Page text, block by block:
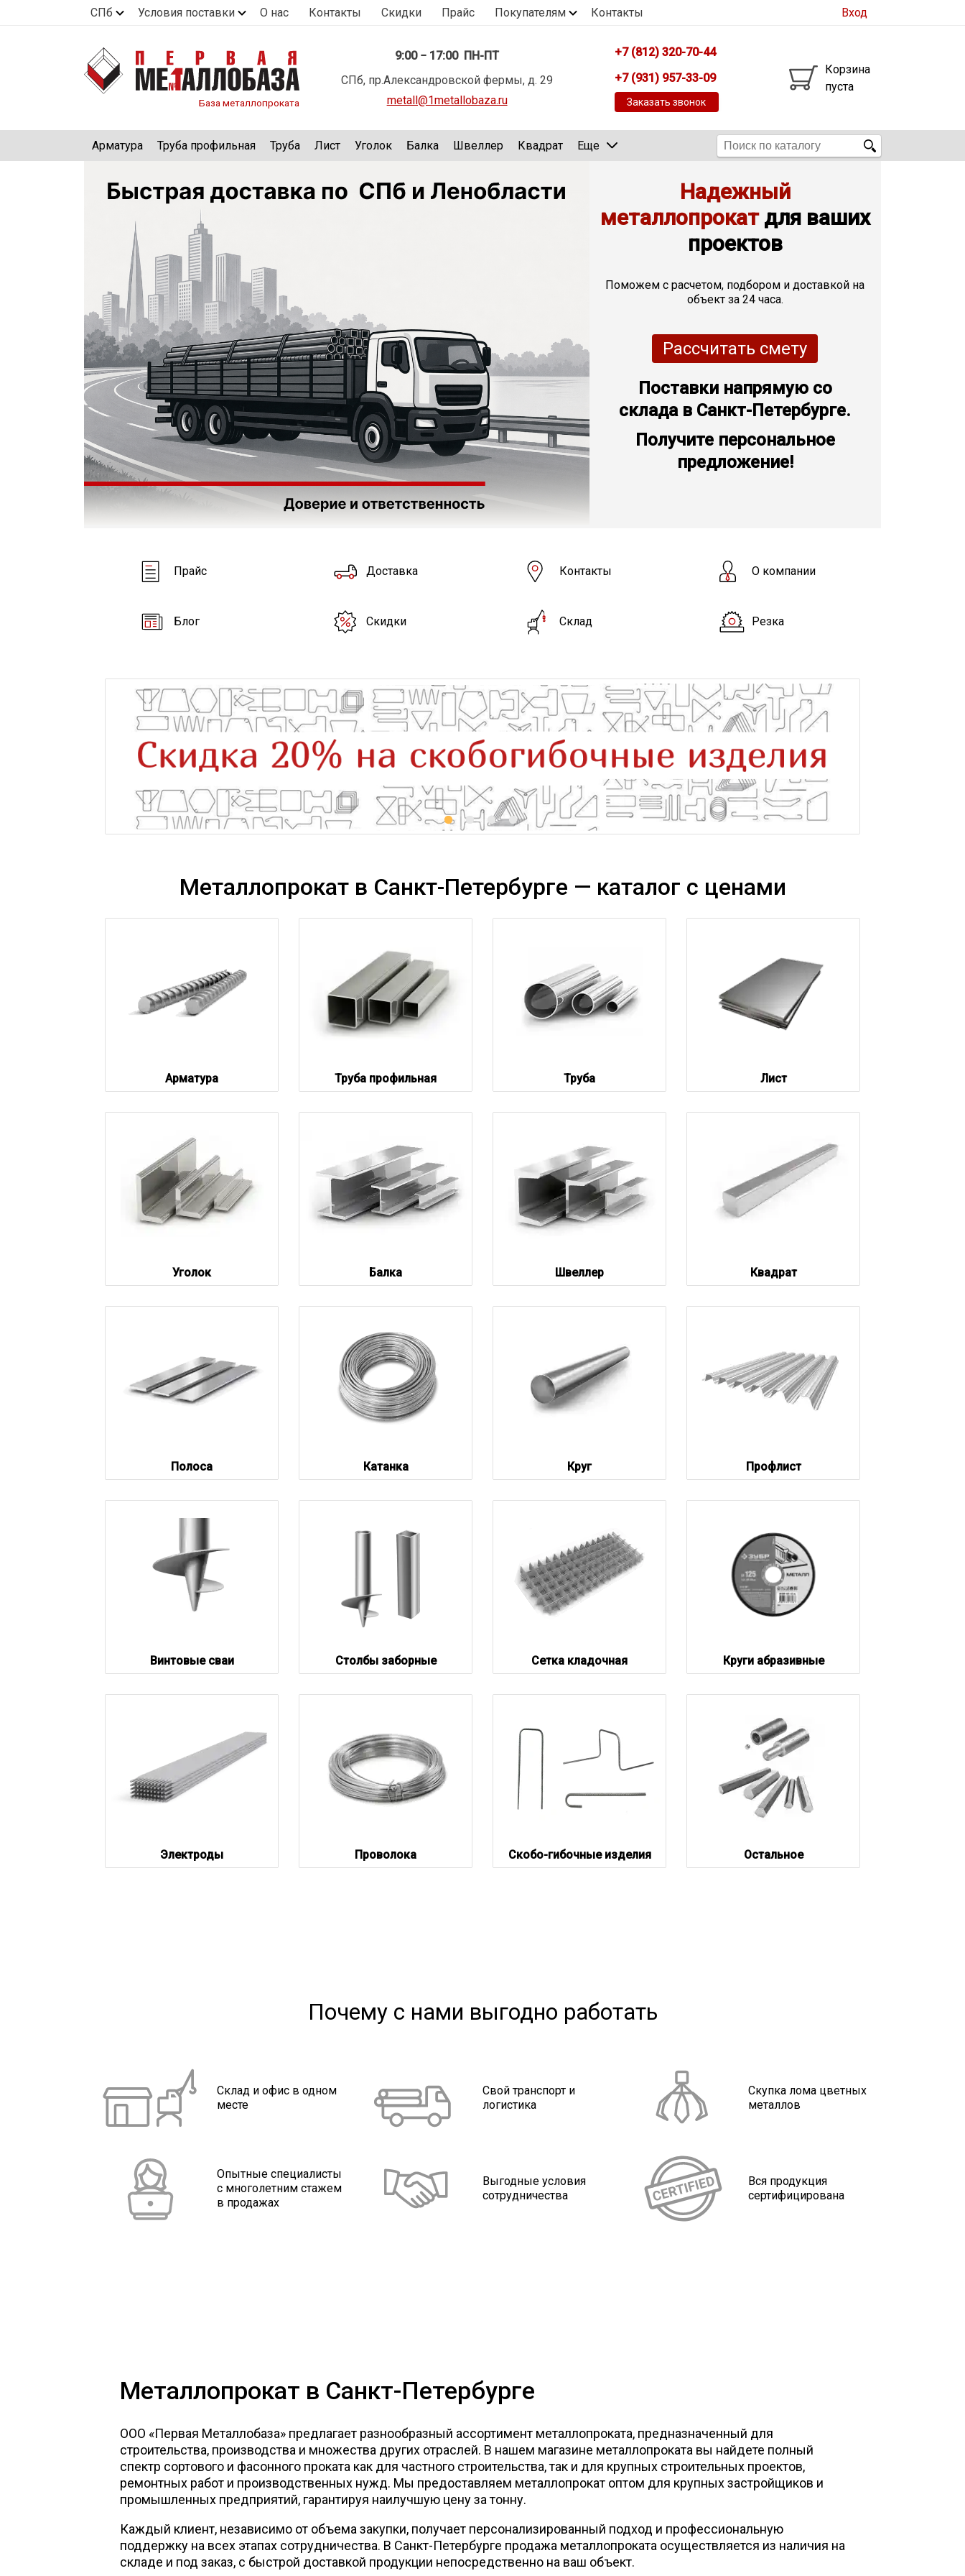
СПб Условия поставки О нас Контакты Скидки Прайс Покупателям Контакты Вход
База металлопроката
9:00 − 17:00 ПН-ПТ
СПб, пр.Александровской фермы, д. 29
metall@1metallobaza.ru
+7 (812) 320-70-44
+7 (931) 957-33-09
Заказать звонок
Корзина
пуста
Арматура Труба профильная Труба Лист Уголок Балка Швеллер Квадрат Еще
Надежный
металлопрокат для ваших
проектов
Поможем с расчетом, подбором и доставкой на
объект за 24 часа.
Рассчитать смету
Поставки напрямую со
склада в Санкт-Петербурге.
Получите персональное
предложение!
Прайс Доставка Контакты О компании
Блог Скидки Склад Резка
Металлопрокат в Санкт-Петербурге — каталог с ценами
Арматура Труба профильная Труба Лист
Уголок Балка Швеллер Квадрат
Полоса Катанка Круг Профлист
Винтовые сваи Столбы заборные Сетка кладочная Круги абразивные
Электроды Проволока Скобо-гибочные изделия Остальное
Почему с нами выгодно работать
Склад и офис в одном
месте
Свой транспорт и
логистика
Скупка лома цветных
металлов
Опытные специалисты
с многолетним стажем
в продажах
Выгодные условия
сотрудничества
Вся продукция
сертифицирована
Металлопрокат в Санкт-Петербурге
ООО «Первая Металлобаза» предлагает разнообразный ассортимент металлопроката, предназначенный для
строительства, производства и множества других отраслей. В нашем магазине металлопроката вы найдете полный
спектр сортового и фасонного проката как для частного строительства, так и для крупных строительных проектов,
ремонтных работ и производственных нужд. Мы предоставляем металлопрокат оптом для крупных застройщиков и
промышленных предприятий, гарантируя наилучшую цену за тонну.
Каждый клиент, независимо от объема закупки, получает персонализированный подход и профессиональную
поддержку на всех этапах сотрудничества. В Санкт-Петербурге продажа металлопроката осуществляется из наличия на
складе и под заказ, с быстрой доставкой продукции непосредственно на ваш объект.